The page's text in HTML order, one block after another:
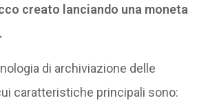
creato lanciando una moneta
di archiviazione delle
caratteristiche principali sono: